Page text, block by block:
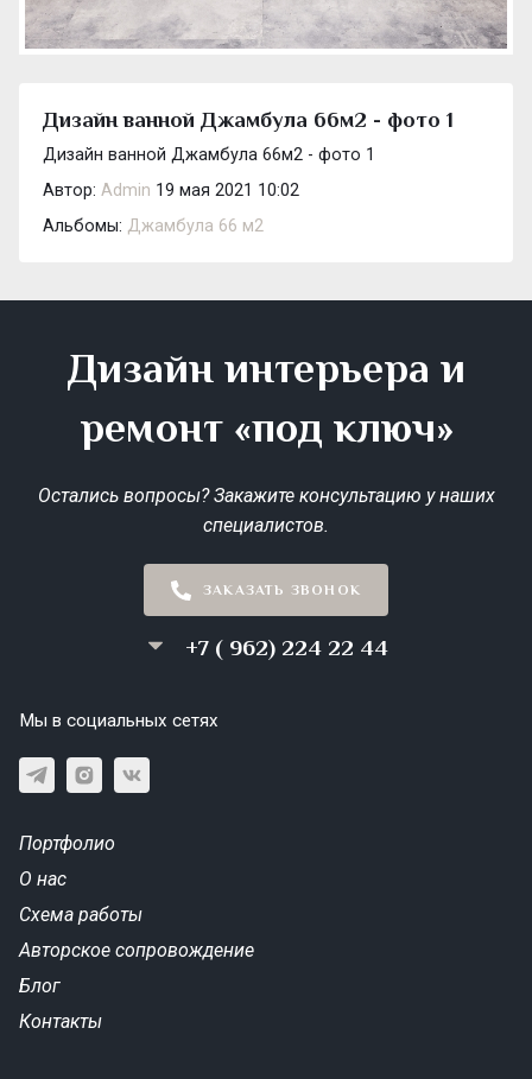
Дизайн ванной Джамбула 66м2 - фото 1
Дизайн ванной Джамбула 66м2 - фото 1
Автор: Admin 19 мая 2021 10:02
Альбомы: Джамбула 66 м2
Дизайн интерьера и
ремонт «под ключ»
Остались вопросы? Закажите консультацию у наших
специалистов.
ЗАКАЗАТЬ ЗВОНОК
+7 ( 962) 224 22 44
Мы в социальных сетях
Портфолио
О нас
Схема работы
Авторское сопровождение
Блог
Контакты